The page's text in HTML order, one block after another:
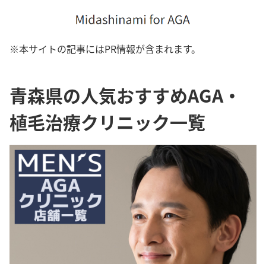
※本サイトの記事にはPR情報が含まれます。
青森県の人気おすすめAGA・
植毛治療クリニック一覧